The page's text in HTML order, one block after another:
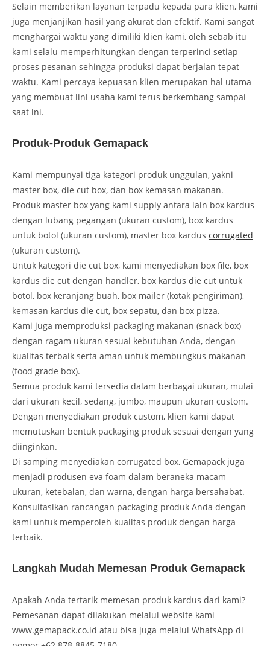
Selain memberikan layanan terpadu kepada para klien, kami
juga menjanjikan hasil yang akurat dan efektif. Kami sangat
menghargai waktu yang dimiliki klien kami, oleh sebab itu
kami selalu memperhitungkan dengan terperinci setiap
proses pesanan sehingga produksi dapat berjalan tepat
waktu. Kami percaya kepuasan klien merupakan hal utama
yang membuat lini usaha kami terus berkembang sampai
saat ini.
Produk-Produk Gemapack
Kami mempunyai tiga kategori produk unggulan, yakni
master box, die cut box, dan box kemasan makanan.
Produk master box yang kami supply antara lain box kardus
dengan lubang pegangan (ukuran custom), box kardus
untuk botol (ukuran custom), master box kardus corrugated
(ukuran custom).
Untuk kategori die cut box, kami menyediakan box file, box
kardus die cut dengan handler, box kardus die cut untuk
botol, box keranjang buah, box mailer (kotak pengiriman),
kemasan kardus die cut, box sepatu, dan box pizza.
Kami juga memproduksi packaging makanan (snack box)
dengan ragam ukuran sesuai kebutuhan Anda, dengan
kualitas terbaik serta aman untuk membungkus makanan
(food grade box).
Semua produk kami tersedia dalam berbagai ukuran, mulai
dari ukuran kecil, sedang, jumbo, maupun ukuran custom.
Dengan menyediakan produk custom, klien kami dapat
memutuskan bentuk packaging produk sesuai dengan yang
diinginkan.
Di samping menyediakan corrugated box, Gemapack juga
menjadi produsen eva foam dalam beraneka macam
ukuran, ketebalan, dan warna, dengan harga bersahabat.
Konsultasikan rancangan packaging produk Anda dengan
kami untuk memperoleh kualitas produk dengan harga
terbaik.
Langkah Mudah Memesan Produk Gemapack
Apakah Anda tertarik memesan produk kardus dari kami?
Pemesanan dapat dilakukan melalui website kami
www.gemapack.co.id atau bisa juga melalui WhatsApp di